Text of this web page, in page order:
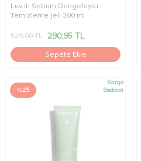
Luv it! Sebum Dengeleyici
Temizleme Jeli 200 ml
529,00TL 290,95 TL
Sepete Ekle
%25
Kargo
Bedava